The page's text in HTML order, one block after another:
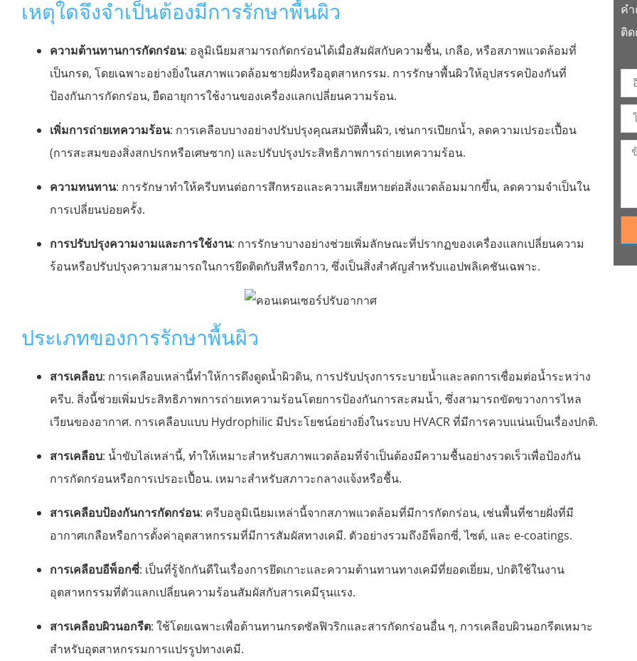
เหตุใดจึงจำเป็นต้องมีการรักษาพื้นผิว
ความต้านทานการกัดกร่อน: อลูมิเนียมสามารถกัดกร่อนได้เมื่อสัมผัสกับความชื้น, เกลือ, หรือสภาพแวดล้อมที่
เป็นกรด, โดยเฉพาะอย่างยิ่งในสภาพแวดล้อมชายฝั่งหรืออุตสาหกรรม. การรักษาพื้นผิวให้อุปสรรคป้องกันที่
ป้องกันการกัดกร่อน, ยืดอายุการใช้งานของเครื่องแลกเปลี่ยนความร้อน.
เพิ่มการถ่ายเทความร้อน: การเคลือบบางอย่างปรับปรุงคุณสมบัติพื้นผิว, เช่นการเปียกน้ำ, ลดความเปรอะเปื้อน
(การสะสมของสิ่งสกปรกหรือเศษซาก) และปรับปรุงประสิทธิภาพการถ่ายเทความร้อน.
ความทนทาน: การรักษาทำให้ครีบทนต่อการสึกหรอและความเสียหายต่อสิ่งแวดล้อมมากขึ้น, ลดความจำเป็นใน
การเปลี่ยนบ่อยครั้ง.
การปรับปรุงความงามและการใช้งาน: การรักษาบางอย่างช่วยเพิ่มลักษณะที่ปรากฏของเครื่องแลกเปลี่ยนความ
ร้อนหรือปรับปรุงความสามารถในการยึดติดกับสีหรือกาว, ซึ่งเป็นสิ่งสำคัญสำหรับแอปพลิเคชันเฉพาะ.
ประเภทของการรักษาพื้นผิว
สารเคลือบ: การเคลือบเหล่านี้ทำให้การดึงดูดน้ำผิวดิน, การปรับปรุงการระบายน้ำและลดการเชื่อมต่อน้ำระหว่าง
ครีบ. สิ่งนี้ช่วยเพิ่มประสิทธิภาพการถ่ายเทความร้อนโดยการป้องกันการสะสมน้ำ, ซึ่งสามารถขัดขวางการไหล
เวียนของอากาศ. การเคลือบแบบ Hydrophilic มีประโยชน์อย่างยิ่งในระบบ HVACR ที่มีการควบแน่นเป็นเรื่องปกติ.
สารเคลือบ: น้ำขับไล่เหล่านี้, ทำให้เหมาะสำหรับสภาพแวดล้อมที่จำเป็นต้องมีความชื้นอย่างรวดเร็วเพื่อป้องกัน
การกัดกร่อนหรือการเปรอะเปื้อน. เหมาะสำหรับสภาวะกลางแจ้งหรือชื้น.
สารเคลือบป้องกันการกัดกร่อน: ครีบอลูมิเนียมเหล่านี้จากสภาพแวดล้อมที่มีการกัดกร่อน, เช่นพื้นที่ชายฝั่งที่มี
อากาศเกลือหรือการตั้งค่าอุตสาหกรรมที่มีการสัมผัสทางเคมี. ตัวอย่างรวมถึงอีพ็อกซี่, ไซต์, และ e-coatings.
การเคลือบอีพ็อกซี่: เป็นที่รู้จักกันดีในเรื่องการยึดเกาะและความต้านทานทางเคมีที่ยอดเยี่ยม, ปกติใช้ในงาน
อุตสาหกรรมที่ตัวแลกเปลี่ยนความร้อนสัมผัสกับสารเคมีรุนแรง.
สารเคลือบผิวนอกรีต: ใช้โดยเฉพาะเพื่อต้านทานกรดซัลฟิวริกและสารกัดกร่อนอื่น ๆ, การเคลือบผิวนอกรีตเหมาะ
สำหรับอุตสาหกรรมการแปรรูปทางเคมี.
ค
ติ